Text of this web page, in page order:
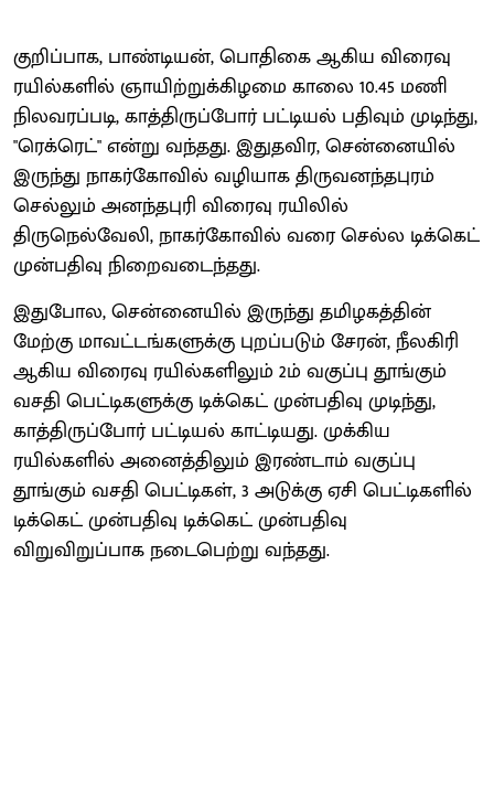
குறிப்பாக, பாண்டியன், பொதிகை ஆகிய விரைவு
ரயில்களில் ஞாயிற்றுக்கிழமை காலை 10.45 மணி
நிலவரப்படி, காத்திருப்போர் பட்டியல் பதிவும் முடிந்து,
"ரெக்ரெட்" என்று வந்தது. இதுதவிர, சென்னையில்
இருந்து நாகர்கோவில் வழியாக திருவனந்தபுரம்
செல்லும் அனந்தபுரி விரைவு ரயிலில்
திருநெல்வேலி, நாகர்கோவில் வரை செல்ல டிக்கெட்
முன்பதிவு நிறைவடைந்தது.
இதுபோல, சென்னையில் இருந்து தமிழகத்தின்
மேற்கு மாவட்டங்களுக்கு புறப்படும் சேரன், நீலகிரி
ஆகிய விரைவு ரயில்களிலும் 2ம் வகுப்பு தூங்கும்
வசதி பெட்டிகளுக்கு டிக்கெட் முன்பதிவு முடிந்து,
காத்திருப்போர் பட்டியல் காட்டியது. முக்கிய
ரயில்களில் அனைத்திலும் இரண்டாம் வகுப்பு
தூங்கும் வசதி பெட்டிகள், 3 அடுக்கு ஏசி பெட்டிகளில்
டிக்கெட் முன்பதிவு டிக்கெட் முன்பதிவு
விறுவிறுப்பாக நடைபெற்று வந்தது.